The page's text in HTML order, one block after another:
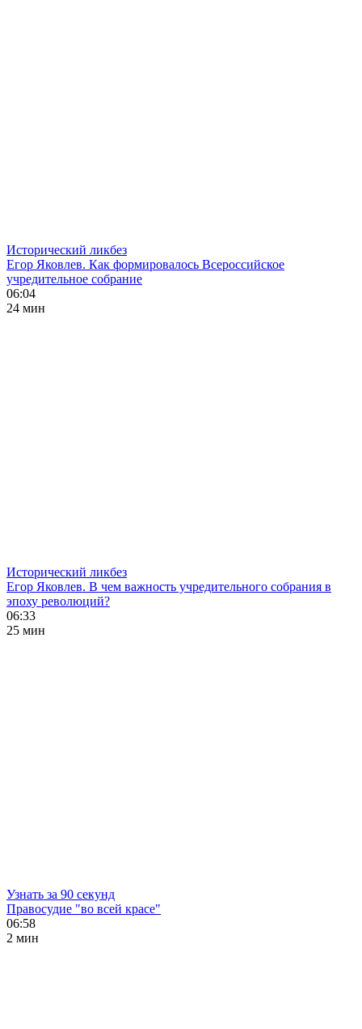
Исторический ликбез
Егор Яковлев. Как формировалось Всероссийское
учредительное собрание
06:04
24 мин
Исторический ликбез
Егор Яковлев. В чем важность учредительного собрания в
эпоху революций?
06:33
25 мин
Узнать за 90 секунд
Правосудие "во всей красе"
06:58
2 мин